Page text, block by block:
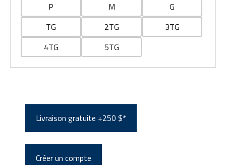
P
M
G
TG
2TG
3TG
4TG
5TG
Livraison gratuite +250 $*
Créer un compte